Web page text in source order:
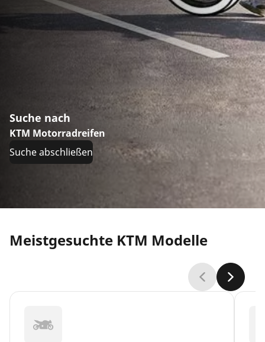
Suche nach
KTM Motorradreifen
Suche abschließen
Meistgesuchte KTM Modelle